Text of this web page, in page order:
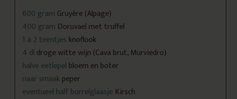
600 gram Gruyère (Alpage)
400 gram Doruvael met truffel
1 à 2 teentjes knoflook
4 dl droge witte wijn (Cava brut, Murviedro)
halve eetlepel bloem en boter
naar smaak peper
eventueel half borrelglaasje Kirsch